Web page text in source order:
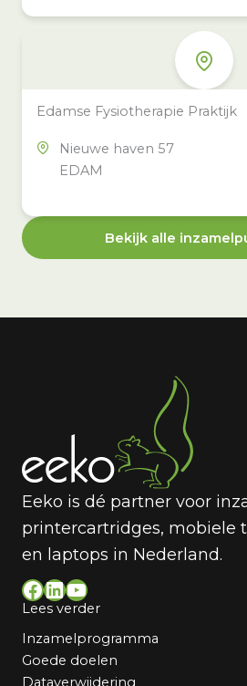
Edamse Fysiotherapie Praktijk
Nieuwe haven 57
EDAM
Bekijk alle
Eeko is dé partner voor
printercartridges, mobiele
en laptops in Nederland.
Facebook LinkedIn YouTube
Lees verder
Inzamelprogramma
Goede doelen